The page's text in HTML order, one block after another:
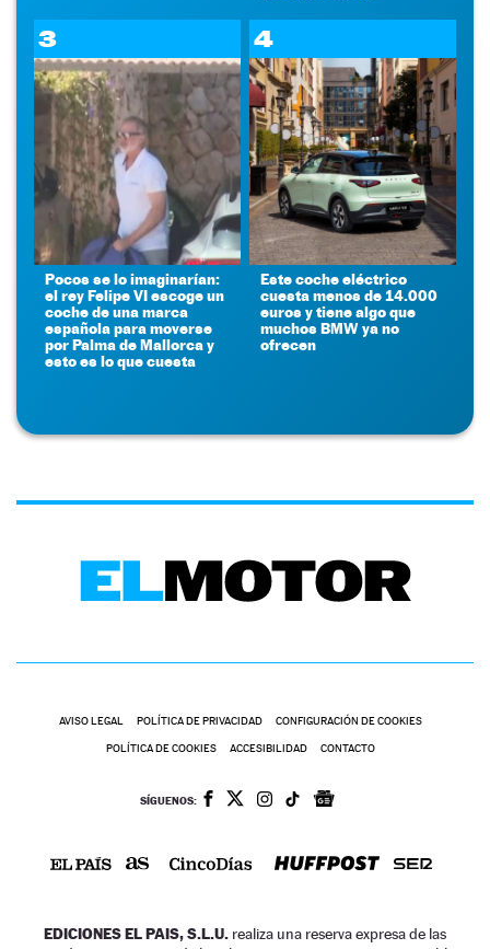
3
Pocos se lo imaginarían:
el rey Felipe VI escoge un
coche de una marca
española para moverse
por Palma de Mallorca y
esto es lo que cuesta
4
Este coche eléctrico
cuesta menos de 14.000
euros y tiene algo que
muchos BMW ya no
ofrecen
AVISO LEGAL POLÍTICA DE PRIVACIDAD CONFIGURACIÓN DE COOKIES
POLÍTICA DE COOKIES ACCESIBILIDAD CONTACTO
SÍGUENOS:
EDICIONES EL PAIS, S.L.U. realiza una reserva expresa de las